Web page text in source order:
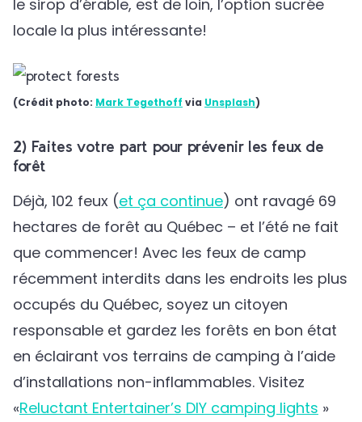
le sirop d’érable, est de loin, l’option sucrée
locale la plus intéressante!
(Crédit photo: Mark Tegethoff via Unsplash)
2) Faites votre part pour prévenir les feux de
forêt
Déjà, 102 feux (et ça continue) ont ravagé 69
hectares de forêt au Québec – et l’été ne fait
que commencer! Avec les feux de camp
récemment interdits dans les endroits les plus
occupés du Québec, soyez un citoyen
responsable et gardez les forêts en bon état
en éclairant vos terrains de camping à l’aide
d’installations non-inflammables. Visitez
«Reluctant Entertainer’s DIY camping lights »